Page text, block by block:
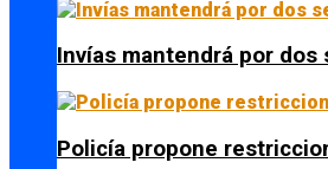
Invías mantendrá por
Policía propone